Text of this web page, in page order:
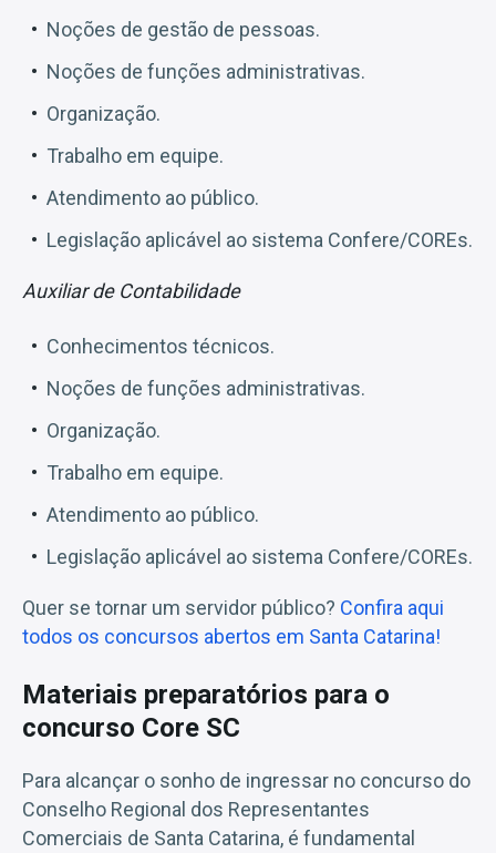
Noções de gestão de pessoas.
Noções de funções administrativas.
Organização.
Trabalho em equipe.
Atendimento ao público.
Legislação aplicável ao sistema Confere/COREs.
Auxiliar de Contabilidade
Conhecimentos técnicos.
Noções de funções administrativas.
Organização.
Trabalho em equipe.
Atendimento ao público.
Legislação aplicável ao sistema Confere/COREs.
Quer se tornar um servidor público? Confira aqui
todos os concursos abertos em Santa Catarina!
Materiais preparatórios para o
concurso Core SC
Para alcançar o sonho de ingressar no concurso do
Conselho Regional dos Representantes
Comerciais de Santa Catarina, é fundamental